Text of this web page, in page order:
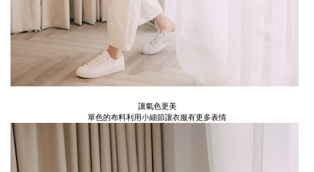
讓氣色更美
單色的布料利用小細節讓衣服有更多表情